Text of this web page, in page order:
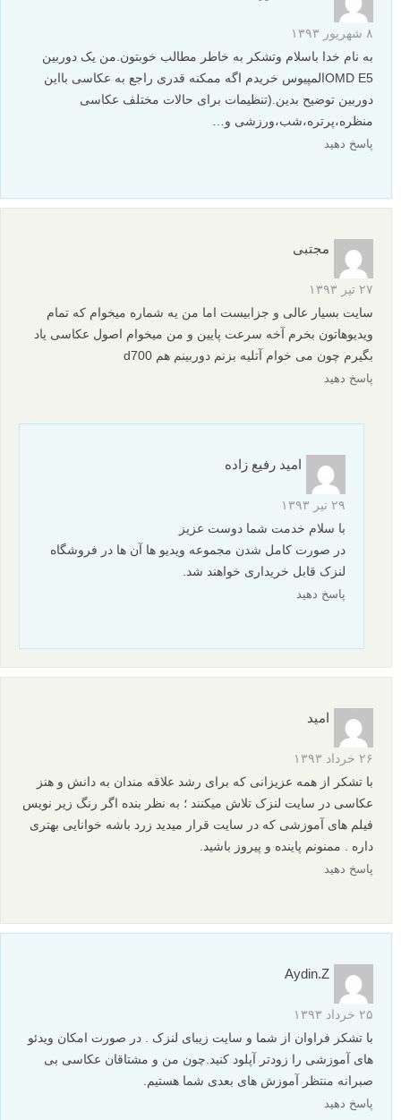
۸ شهریور ۱۳۹۳
به نام خدا باسلام وتشکر به خاطر مطالب خوبتون.من یک دوربین
OMD E5المپیوس خریدم اگه ممکنه قدری راجع به عکاسی بااین
دوربین توضیح بدین.(تنظیمات برای حالات مختلف عکاسی
منظره،پرتره،شب،ورزشی و…
پاسخ دهید
مجتبی
۲۷ تیر ۱۳۹۳
سایت بسیار عالی و جزابیست اما من یه شماره میخوام که تمام
ویدیوهاتون بخرم آخه سرعت پایین و من میخوام اصول عکاسی یاد
بگیرم چون می خوام آتلیه بزنم دوربینم هم d700
پاسخ دهید
امید رفیع زاده
۲۹ تیر ۱۳۹۳
با سلام خدمت شما دوست عزیز
در صورت کامل شدن مجموعه ویدیو ها آن ها در فروشگاه
لنزک قابل خریداری خواهند شد.
پاسخ دهید
امید
۲۶ خرداد ۱۳۹۳
با تشکر از همه عزیزانی که برای رشد علاقه مندان به دانش و هنز
عکاسی در سایت لنزک تلاش میکنند ؛ به نظر بنده اگر رنگ زیر نویس
فیلم های آموزشی که در سایت قرار میدید زرد باشه خوانایی بهتری
داره . ممنونم پاینده و پیروز باشید.
پاسخ دهید
Aydin.Z
۲۵ خرداد ۱۳۹۳
با تشکر فراوان از شما و سایت زیبای لنزک . در صورت امکان ویدئو
های آموزشی را زودتر آپلود کنید.چون من و مشتاقان عکاسی بی
صبرانه منتظر آموزش های بعدی شما هستیم.
پاسخ دهید